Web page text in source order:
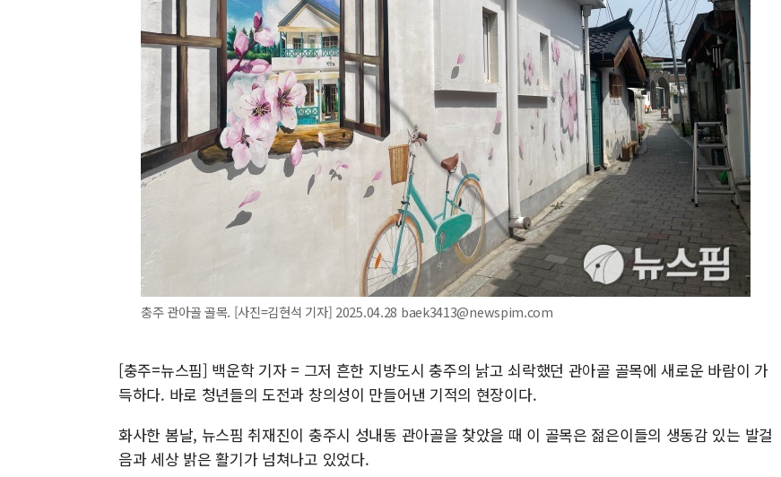
충주 관아골 골목. [사진=김현석 기자] 2025.04.28 baek3413@newspim.com
[충주=뉴스핌] 백운학 기자 = 그저 흔한 지방도시 충주의 낡고 쇠락했던 관아골 골목에 새로운 바람이 가
득하다. 바로 청년들의 도전과 창의성이 만들어낸 기적의 현장이다.
화사한 봄날, 뉴스핌 취재진이 충주시 성내동 관아골을 찾았을 때 이 골목은 젊은이들의 생동감 있는 발걸
음과 세상 밝은 활기가 넘쳐나고 있었다.